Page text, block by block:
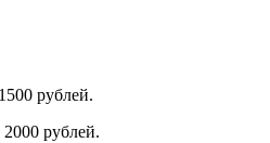
рублей.
рублей.